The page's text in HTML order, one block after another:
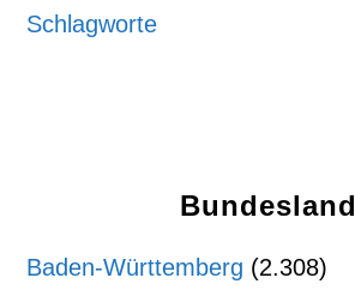
Schlagworte
Bundesland
Baden-Württemberg (2.308)